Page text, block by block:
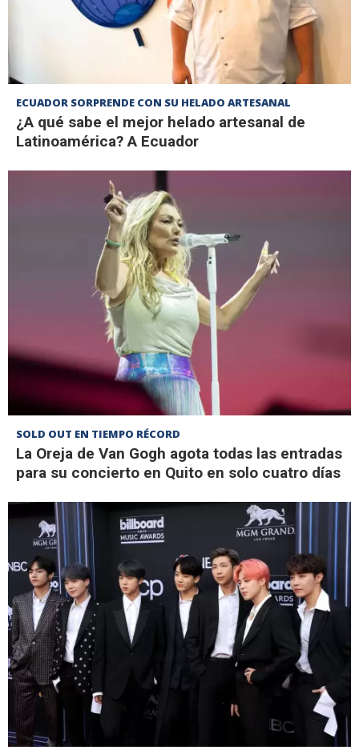
ECUADOR SORPRENDE CON SU HELADO ARTESANAL
¿A qué sabe el mejor helado artesanal de
Latinoamérica? A Ecuador
SOLD OUT EN TIEMPO RÉCORD
La Oreja de Van Gogh agota todas las entradas
para su concierto en Quito en solo cuatro días